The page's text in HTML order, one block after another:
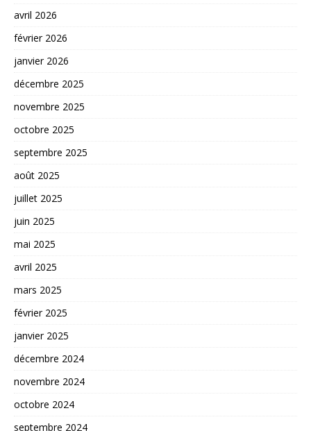
avril 2026
février 2026
janvier 2026
décembre 2025
novembre 2025
octobre 2025
septembre 2025
août 2025
juillet 2025
juin 2025
mai 2025
avril 2025
mars 2025
février 2025
janvier 2025
décembre 2024
novembre 2024
octobre 2024
septembre 2024